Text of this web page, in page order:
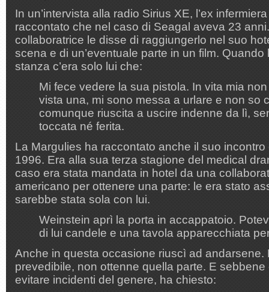
In un’intervista alla radio Sirius XE, l’ex
raccontato che nel caso di Seagal aveva 23
collaboratrice le disse di raggiungerlo nel suo
scena e di un’eventuale parte in un film. Quando
stanza c’era solo lui che:
Mi fece vedere la sua pistola. In vita mia
vista una, mi sono messa a urlare e non so
comunque riuscita a uscire indenne da lì,
toccata né ferita.
La Margulies ha raccontato anche il suo
1996. Era alla sua terza stagione del medical
caso era stata mandata in hotel da una
americano per ottenere una parte: le era stato
sarebbe stata sola con lui.
Weinstein aprì la porta in accappatoio.
di lui candele e una tavola apparecchiata
Anche in questa occasione riuscì ad andarsene.
prevedibile, non ottenne quella parte. E
evitare incidenti del genere, ha chiesto: